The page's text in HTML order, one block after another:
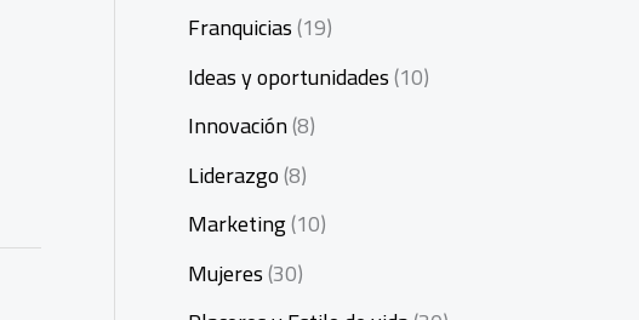
Franquicias(19)
Ideas y oportunidades(10)
Innovación(8)
Liderazgo(8)
Marketing(10)
Mujeres(30)